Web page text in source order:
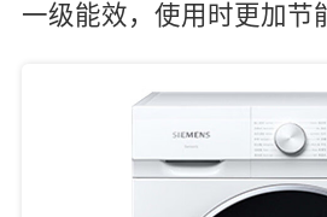
一级能效，使用时更加节